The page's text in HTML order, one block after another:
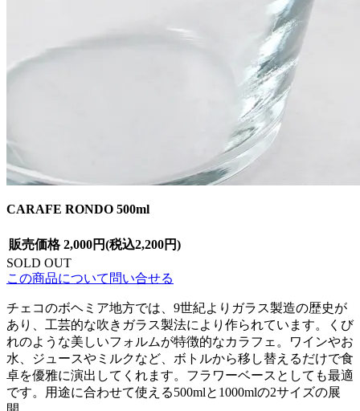
CARAFE RONDO 500ml
販売価格 2,000円(税込2,200円)
SOLD OUT
この商品について問い合せる
チェコのボヘミア地方では、9世紀よりガラス製造の歴史が
あり、工芸的な吹きガラス製法により作られています。くび
れのような美しいフォルムが特徴的なカラフェ。ワインやお
水、ジュースやミルクなど、ボトルから移し替えるだけで食
卓を優雅に演出してくれます。フラワーベースとしても最適
です。用途に合わせて使える500mlと1000mlの2サイズの展